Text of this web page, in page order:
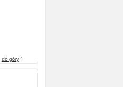
do góry^